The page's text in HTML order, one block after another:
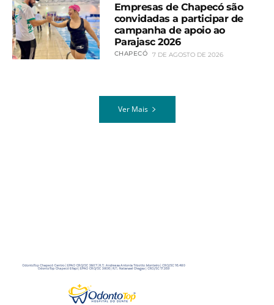
Empresas de Chapecó são
convidadas a participar de
campanha de apoio ao
Parajasc 2026
CHAPECÓ 7 DE AGOSTO DE 2026
Ver Mais